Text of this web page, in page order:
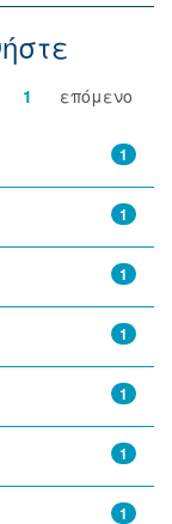
1 επόμενο
1
1
1
1
1
1
1